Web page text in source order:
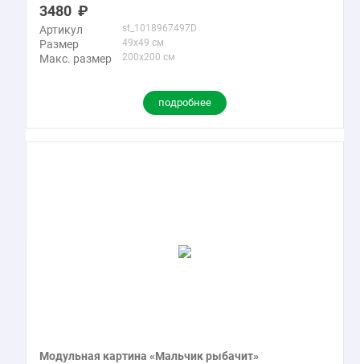
3480
Артикул st_1018967497D
Размер 49x49 см
Макс. размер 200x200 см
подробнее
Модульная картина «Мальчик рыбачит»